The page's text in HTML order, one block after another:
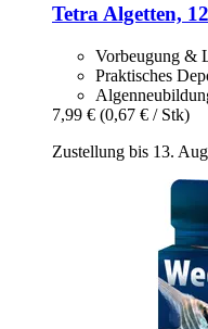
Tetra Algetten,
Vorbeugung &
Praktisches
7,99 € (0,67 € / Stk)
Zustellung bis 13.